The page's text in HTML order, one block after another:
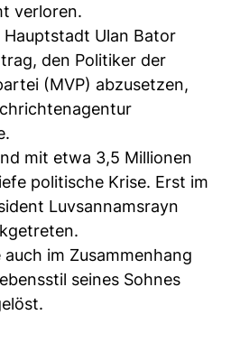
verloren.
Hauptstadt Ulan Bator
den Politiker der
(MVP) abzusetzen,
mit etwa 3,5 Millionen
politische Krise. Erst im
Luvsannamsrayn
im Zusammenhang
seines Sohnes